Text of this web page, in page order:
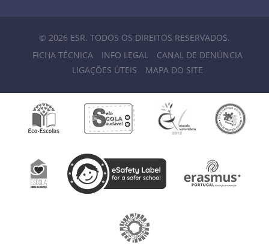
© 2026 ESR. TODOS OS DIREITOS RESERVADOS.
FICHA TÉCNICA
INFO LEGAL
CANAL DE DENÚNCIA
LIGAÇÕES ÚTEIS
MAPA DO SITE